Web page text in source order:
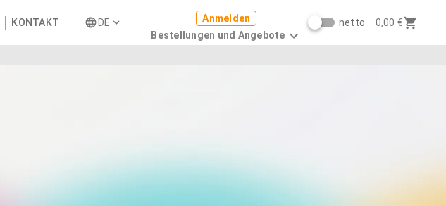
KONTAKT DE
Anmelden
Bestellungen und Angebote
netto 0,00 €